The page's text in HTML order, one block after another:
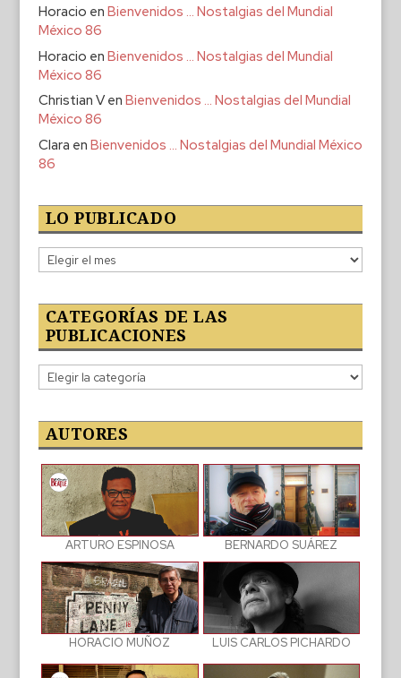
Horacio en Bienvenidos … Nostalgias del Mundial
México 86
Horacio en Bienvenidos … Nostalgias del Mundial
México 86
Christian Ven Bienvenidos … Nostalgias del Mundial
México 86
Clara en Bienvenidos … Nostalgias del Mundial México
86
LO PUBLICADO
Lo
publicado
CATEGORÍAS DE LAS
PUBLICACIONES
Categorías
de
publicaciones
AUTORES
ARTURO ESPINOSA BERNARDO SUÁREZ
HORACIO MUÑOZ LUIS CARLOS PICHARDO